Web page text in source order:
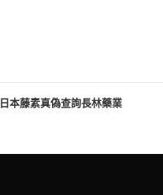
日本藤素真偽查詢長林藥業